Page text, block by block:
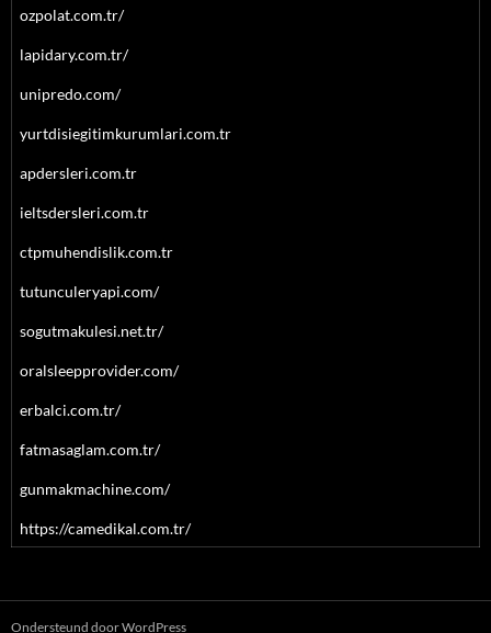
ozpolat.com.tr/
lapidary.com.tr/
unipredo.com/
yurtdisiegitimkurumlari.com.tr
apdersleri.com.tr
ieltsdersleri.com.tr
ctpmuhendislik.com.tr
tutunculeryapi.com/
sogutmakulesi.net.tr/
oralsleepprovider.com/
erbalci.com.tr/
fatmasaglam.com.tr/
gunmakmachine.com/
https://camedikal.com.tr/
Ondersteund door WordPress